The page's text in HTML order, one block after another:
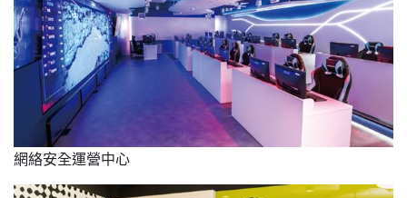
網絡安全運營中心